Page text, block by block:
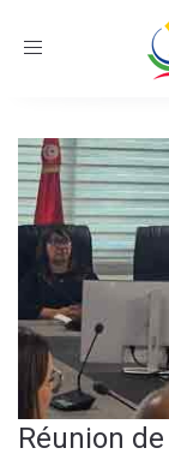
Toggle
Réunion